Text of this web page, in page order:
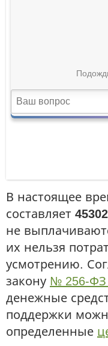
В настоящее
составляет
не
их нельзя
усмотрению.
закону № 256-ФЗ
денежные
поддержки
определенные